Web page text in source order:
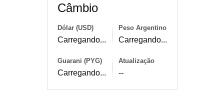
Câmbio
Dólar (USD)
Carregando...
Peso Argentino
Carregando...
Guarani (PYG)
Carregando...
Atualização
--